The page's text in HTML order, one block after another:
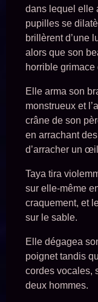
dans lequel elle
pupilles se
brillèrent d’une
alors que son
horrible grimace
Elle arma son
monstrueux et
crâne de son
en arrachant
d’arracher un
Taya tira
sur elle-même
craquement, et
sur le sable.
Elle dégagea
poignet tandis
cordes vocales,
deux hommes.